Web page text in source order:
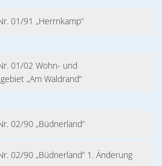
01/91 „Herrnkamp“
01/02 Wohn- und
„Am Waldrand“
02/90 „Büdnerland“
02/90 „Büdnerland“ 1. Änderung